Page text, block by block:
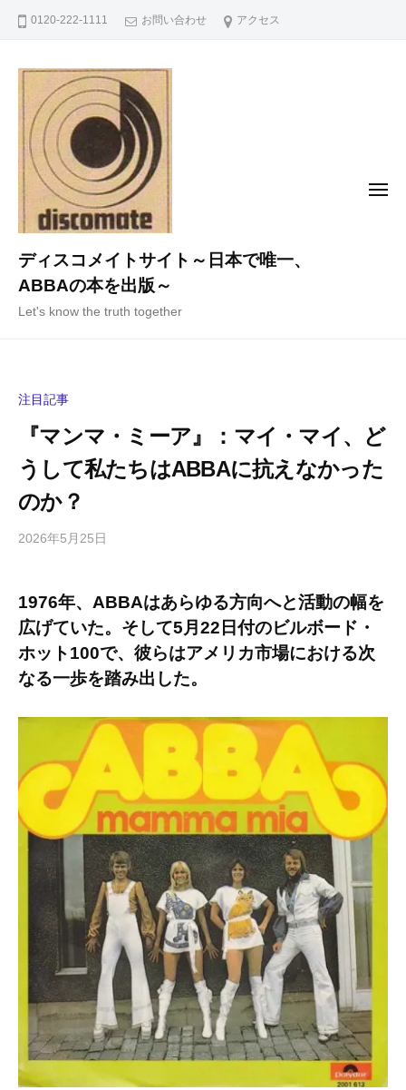
0120-222-1111 お問い合わせ アクセス
ディスコメイトサイト～日本で唯一、
ABBAの本を出版～
Let's know the truth together
メ
注目記事
『マンマ・ミーア』：マイ・マイ、ど
うして私たちはABBAに抗えなかった
のか？
2026年5月25日
i
a
s
h
の
メ
ン
ト
1976年、ABBAはあらゆる方向へと活動の幅を
広げていた。そして5月22日付のビルボード・
ホット100で、彼らはアメリカ市場における次
なる一歩を踏み出した。